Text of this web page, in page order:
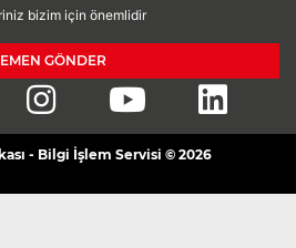
bizim için önemlidir
GÖNDER
- Bilgi İşlem Servisi © 2026